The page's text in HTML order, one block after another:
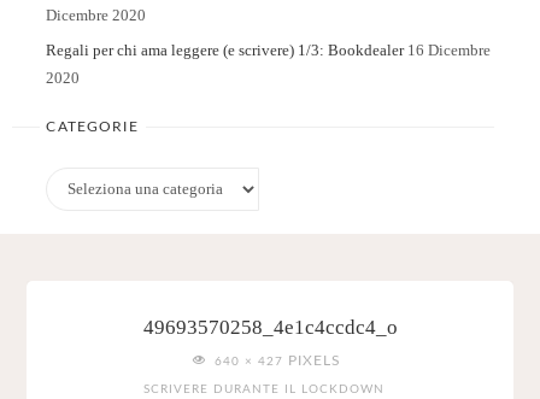
Dicembre 2020
Regali per chi ama leggere (e scrivere) 1/3: Bookdealer 16 Dicembre
2020
CATEGORIE
Categorie
49693570258_4e1c4ccdc4_o
FULL
SIZE
640 × 427 PIXELS
SCRIVERE DURANTE IL LOCKDOWN